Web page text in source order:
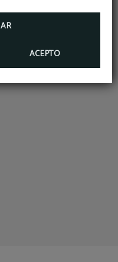
ACEPTO
Gold Hotel para su
placer de hospedarlo y
en todos los